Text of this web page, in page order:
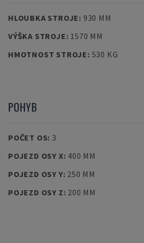
HLOUBKA STROJE: 930 MM
VÝŠKA STROJE: 1570 MM
HMOTNOST STROJE: 530 KG
POHYB
POČET OS: 3
POJEZD OSY X: 400 MM
POJEZD OSY Y: 250 MM
POJEZD OSY Z: 200 MM